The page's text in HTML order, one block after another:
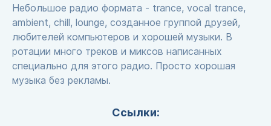
Небольшое радио формата - trance, vocal trance,
ambient, chill, lounge, созданное группой друзей,
любителей компьютеров и хорошей музыки. В
ротации много треков и миксов написанных
специально для этого радио. Просто хорошая
музыка без рекламы.
Ссылки: